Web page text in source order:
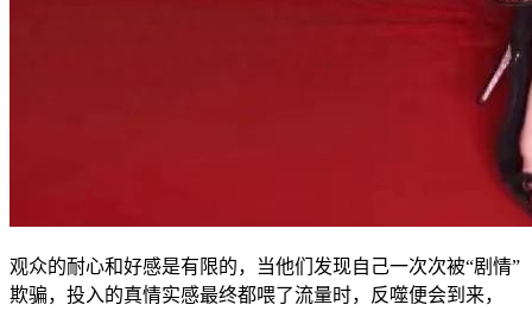
观众的耐心和好感是有限的，当他们发现自己一次次被“剧情”
欺骗，投入的真情实感最终都喂了流量时，反噬便会到来，